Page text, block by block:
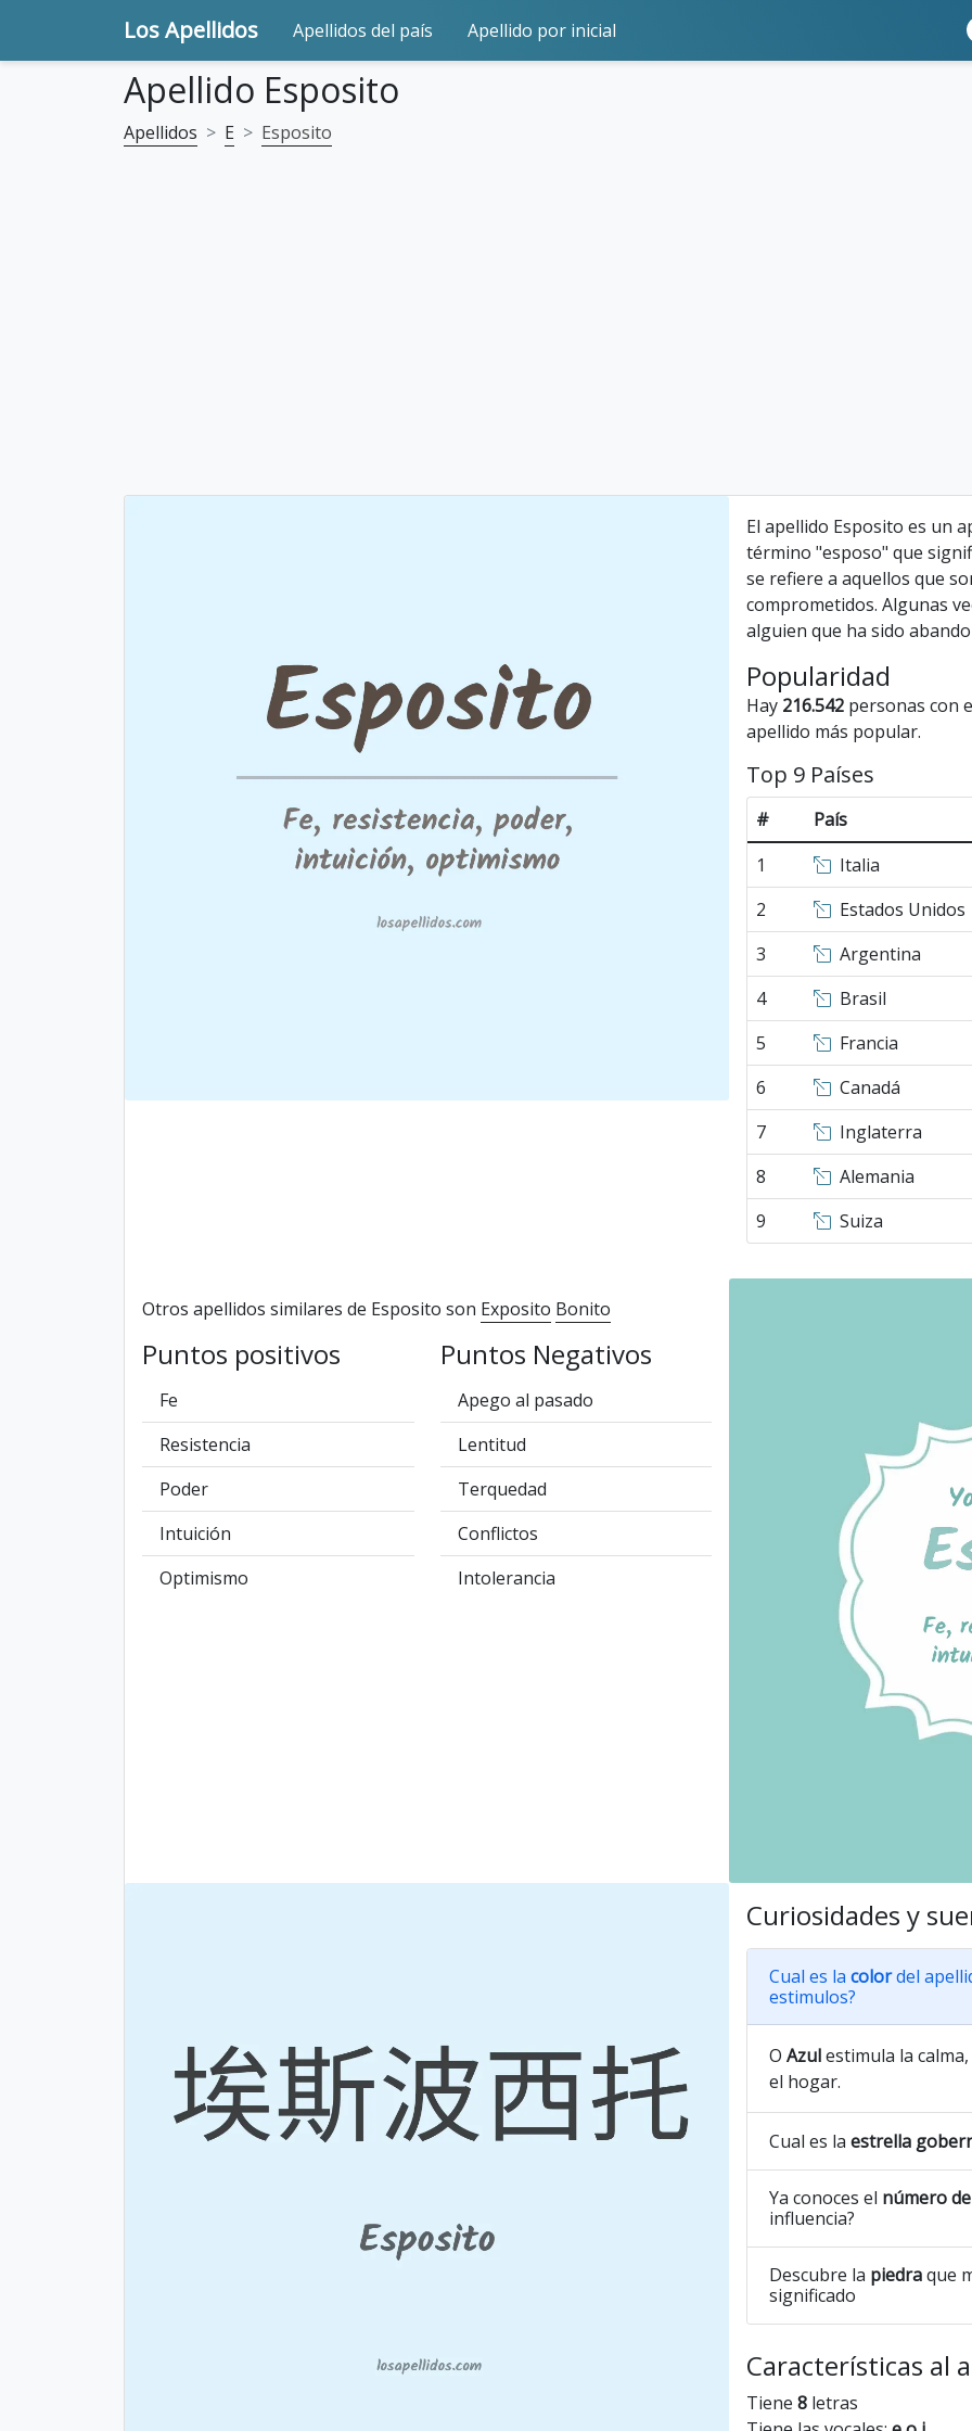
Los Apellidos Apellidos del país Apellido por inicial
Apellido Esposito
Apellidos E Esposito
El apellido Esposito es un
término "esposo" que
se refiere a aquellos que
comprometidos. Algunas
alguien que ha sido
Popularidad
Hay 216.542 personas con
apellido más popular.
Top 9 Países
#
País
1
Italia
2
Estados Unidos
3
Argentina
4
Brasil
5
Francia
6
Canadá
7
Inglaterra
8
Alemania
9
Suiza
Otros apellidos similares de Esposito son Exposito Bonito
Puntos positivos
Fe
Resistencia
Poder
Intuición
Optimismo
Puntos Negativos
Apego al pasado
Lentitud
Terquedad
Conflictos
Intolerancia
Curiosidades y
Cual es la colordel
estimulos?
O Azulestimula la
el hogar.
Cual es la estrella
Ya conoces el número
influencia?
Descubre la piedraque
significado
Características al
Tiene 8 letras